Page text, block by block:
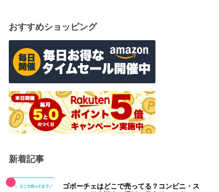
おすすめショッピング
新着記事
ゴボーチェはどこで売ってる？コンビニ・ス